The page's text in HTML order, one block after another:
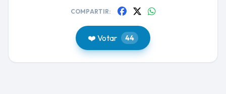
COMPARTIR:
❤️ Votar 44